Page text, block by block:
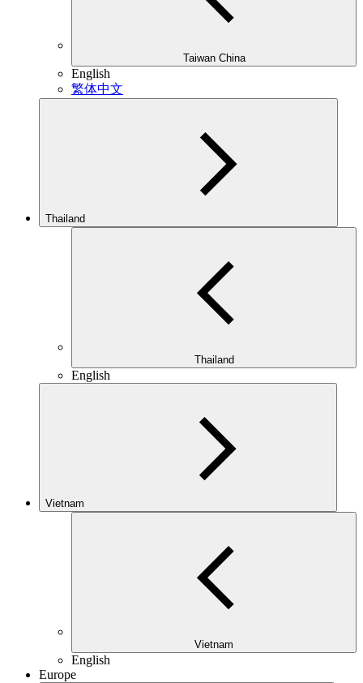
Taiwan China
English
繁体中文
Thailand
Thailand
English
Vietnam
Vietnam
English
Europe